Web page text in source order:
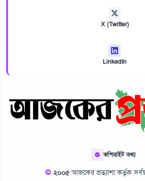
X (Twitter)
LinkedIn
কপিরাইট তথ্য
© ২০০৫আজকের প্রত্যাশা কর্তৃক